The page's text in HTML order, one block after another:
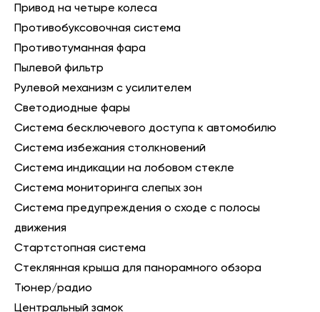
Привод на четыре колеса
Противобуксовочная система
Противотуманная фара
Пылевой фильтр
Рулевой механизм с усилителем
Светодиодные фары
Система бесключевого доступа к автомобилю
Система избежания столкновений
Система индикации на лобовом стекле
Система мониторинга слепых зон
Система предупреждения о сходе с полосы
движения
Стартстопная система
Стеклянная крыша для панорамного обзора
Тюнер/радио
Центральный замок